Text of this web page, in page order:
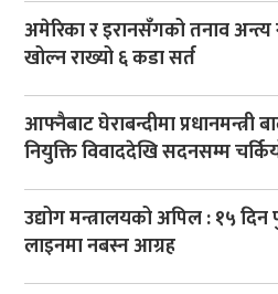
अमेरिका र इरानसँगको तनाव अन्त्य
खोल्न राख्यो ६ कडा सर्त
आफ्नैबाट घेराबन्दीमा प्रधानमन्त्री
नियुक्ति विवाददेखि सदनसम्म
उद्योग मन्त्रालयको अपिल : १५
लाइनमा नबस्न आग्रह